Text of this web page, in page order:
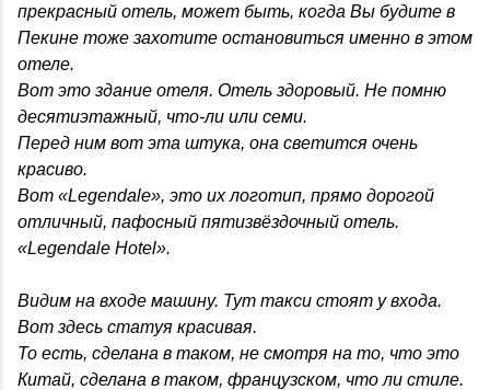
прекрасный отель, может быть, когда Вы будите в
Пекине тоже захотите остановиться именно в этом
отеле.
Вот это здание отеля. Отель здоровый. Не помню
десятиэтажный, что-ли или семи.
Перед ним вот эта штука, она светится очень
красиво.
Вот «Legendale», это их логотип, прямо дорогой
отличный, пафосный пятизвёздочный отель.
«Legendale Hotel».
Видим на входе машину. Тут такси стоят у входа.
Вот здесь статуя красивая.
То есть, сделана в таком, не смотря на то, что это
Китай, сделана в таком, французском, что ли стиле.